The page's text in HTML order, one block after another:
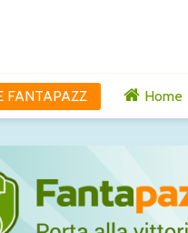
FANTAPAZZ Home